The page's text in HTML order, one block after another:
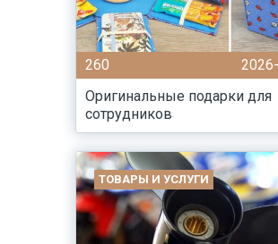
260
Оригинальные подарки для
сотрудников
ТОВАРЫ И УСЛУГИ